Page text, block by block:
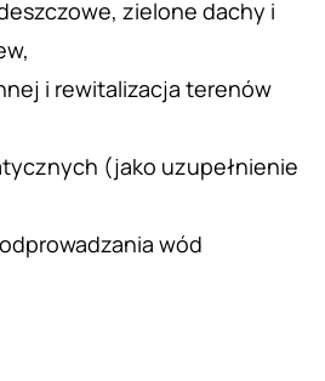
zielone dachy i
i rewitalizacja terenów
(jako uzupełnienie
wód